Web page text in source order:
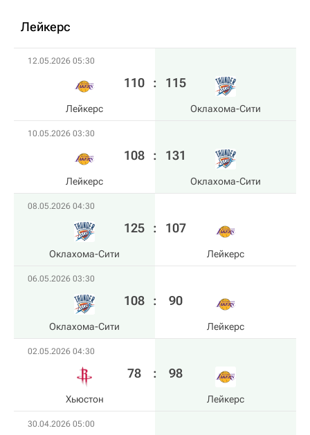
Лейкерс
12.05.2026 05:30
Лейкерс
110 : 115
Оклахома-Сити
10.05.2026 03:30
Лейкерс
108 : 131
Оклахома-Сити
08.05.2026 04:30
Оклахома-Сити
125 : 107
Лейкерс
06.05.2026 03:30
Оклахома-Сити
108 : 90
Лейкерс
02.05.2026 04:30
Хьюстон
78 : 98
Лейкерс
30.04.2026 05:00